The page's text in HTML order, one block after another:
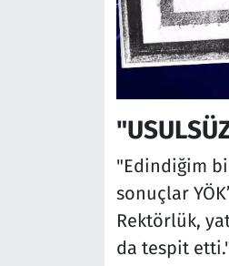
"Edindiğim
sonuçlar
Rektörlük,
da tespit